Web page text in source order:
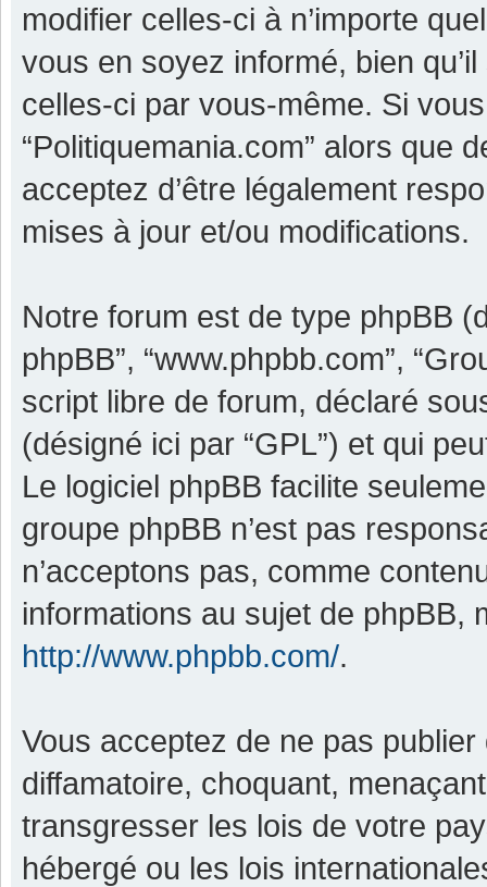
modifier celles-ci à n’importe
vous en soyez informé, bien
celles-ci par vous-même. Si
“Politiquemania.com” alors que
acceptez d’être légalement
mises à jour et/ou modifications.
Notre forum est de type phpBB
phpBB”, “www.phpbb.com”,
script libre de forum, déclaré
(désigné ici par “GPL”) et qui
Le logiciel phpBB facilite
groupe phpBB n’est pas
n’acceptons pas, comme
informations au sujet de phpBB,
http://www.phpbb.com/.
Vous acceptez de ne pas
diffamatoire, choquant,
transgresser les lois de votre
hébergé ou les lois